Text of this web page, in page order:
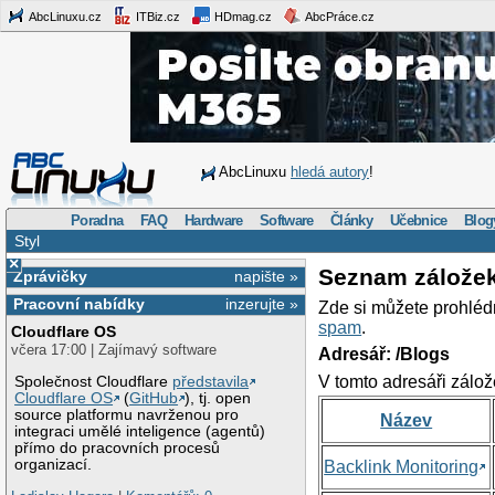
AbcLinuxu.cz ITBiz.cz HDmag.cz AbcPráce.cz
AbcLinuxu hledá autory!
Poradna FAQ Hardware Software Články Učebnice
Styl
×
napište »
Zprávičky
inzerujte »
Pracovní nabídky
Cloudflare OS
včera 17:00 | Zajímavý software
Společnost Cloudflare představila
Cloudflare OS
(GitHub ), tj. open
source platformu navrženou pro
integraci umělé inteligence (agentů)
přímo do pracovních procesů
organizací.
Seznam
Zde si můžete
spam.
Adresář: /Blogs
V tomto adresáři
Název
Backlink Monitoring